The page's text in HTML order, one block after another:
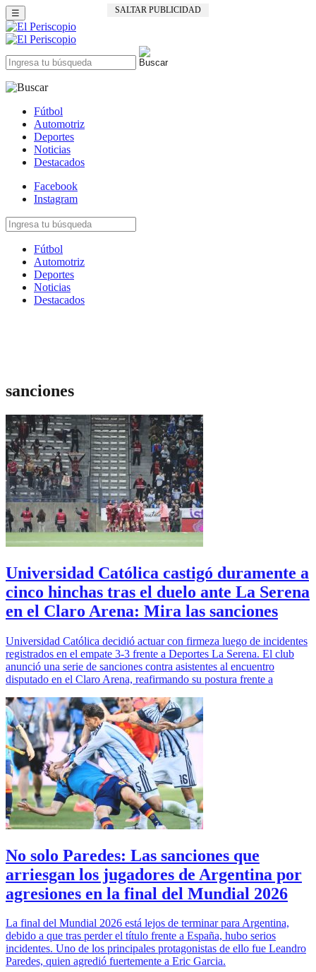
SALTAR PUBLICIDAD
☰
Fútbol
Automotriz
Deportes
Noticias
Destacados
Facebook
Instagram
Fútbol
Automotriz
Deportes
Noticias
Destacados
sanciones
Universidad Católica castigó duramente a
cinco hinchas tras el duelo ante La Serena
en el Claro Arena: Mira las sanciones
Universidad Católica decidió actuar con firmeza luego de incidentes
registrados en el empate 3-3 frente a Deportes La Serena. El club
anunció una serie de sanciones contra asistentes al encuentro
disputado en el Claro Arena, reafirmando su postura frente a
No solo Paredes: Las sanciones que
arriesgan los jugadores de Argentina por
agresiones en la final del Mundial 2026
La final del Mundial 2026 está lejos de terminar para Argentina,
debido a que tras perder el título frente a España, hubo serios
incidentes. Uno de los principales protagonistas de ello fue Leandro
Paredes, quien agredió fuertemente a Eric Garcia.